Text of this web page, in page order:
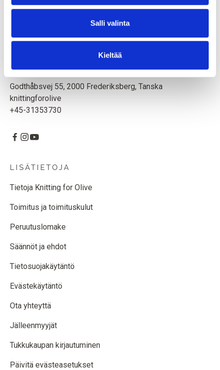
Salli valinta
Kieltää
Äiti ja tytär luovat neulemalleja ja korkealaatuista lankaa
Kööpenhaminassa, Tanskassa.
Godthåbsvej 55, 2000 Frederiksberg, Tanska
knittingforolive
+45-31353730
LISÄTIETOJA
Tietoja Knitting for Olive
Toimitus ja toimituskulut
Peruutuslomake
Säännöt ja ehdot
Tietosuojakäytäntö
Evästekäytäntö
Ota yhteyttä
Jälleenmyyjät
Tukkukaupan kirjautuminen
Päivitä evästeasetukset